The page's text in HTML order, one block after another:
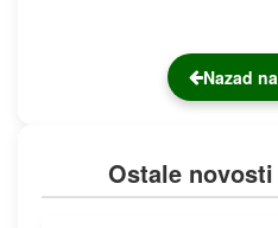
Nazad
Ostale novosti